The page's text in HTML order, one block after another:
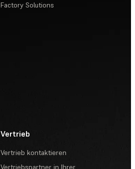
Factory Solutions
Vertrieb
Vertrieb kontaktieren
Vertriebspartner in Ihrer